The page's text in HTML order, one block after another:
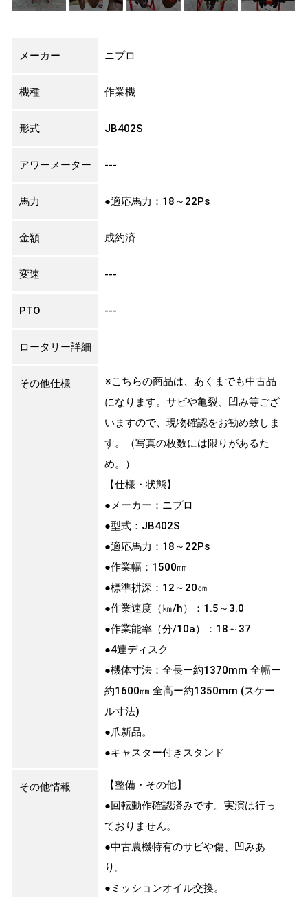
メーカー ニプロ
機種 作業機
形式 JB402S
アワーメーター ---
馬力 ●適応馬力：18～22Ps
金額 成約済
変速 ---
PTO ---
ロータリー詳細
その他仕様
※こちらの商品は、あくまでも中古品
になります。サビや亀裂、凹み等ござ
いますので、現物確認をお勧め致しま
す。（写真の枚数には限りがあるた
め。）
【仕様・状態】
●メーカー：ニプロ
●型式：JB402S
●適応馬力：18～22Ps
●作業幅：1500㎜
●標準耕深：12～20㎝
●作業速度（㎞/h）：1.5～3.0
●作業能率（分/10a）：18～37
●4連ディスク
●機体寸法：全長ー約1370mm 全幅ー
約1600㎜ 全高ー約1350mm (スケー
ル寸法)
●爪新品。
●キャスター付きスタンド
その他情報
【整備・その他】
●回転動作確認済みです。実演は行っ
ておりません。
●中古農機特有のサビや傷、凹みあ
り。
●ミッションオイル交換。